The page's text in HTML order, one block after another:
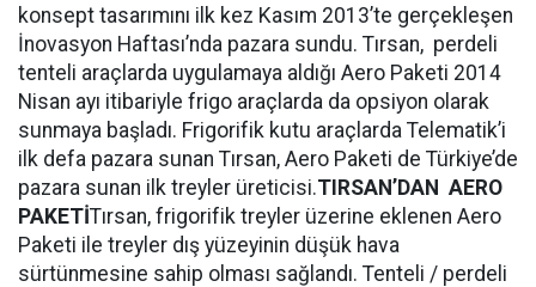
konsept tasarımını ilk kez Kasım 2013’te gerçekleşen
İnovasyon Haftası’nda pazara sundu. Tırsan, perdeli
tenteli araçlarda uygulamaya aldığı Aero Paketi 2014
Nisan ayı itibariyle frigo araçlarda da opsiyon olarak
sunmaya başladı. Frigorifik kutu araçlarda Telematik’i
ilk defa pazara sunan Tırsan, Aero Paketi de Türkiye’de
pazara sunan ilk treyler üreticisi.TIRSAN’DAN AERO
PAKETİTırsan, frigorifik treyler üzerine eklenen Aero
Paketi ile treyler dış yüzeyinin düşük hava
sürtünmesine sahip olması sağlandı. Tenteli / perdeli